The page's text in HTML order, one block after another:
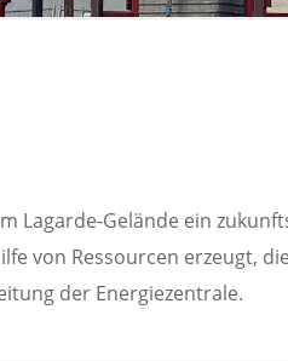
Lagarde-Gelände ein
von Ressourcen erzeugt,
der Energiezentrale.